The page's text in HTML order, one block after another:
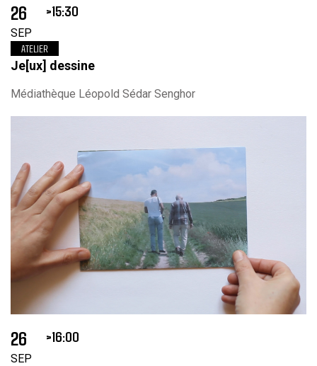
26
SEP
15:30
ATELIER
Je[ux] dessine
Médiathèque Léopold Sédar Senghor
26
SEP
16:00